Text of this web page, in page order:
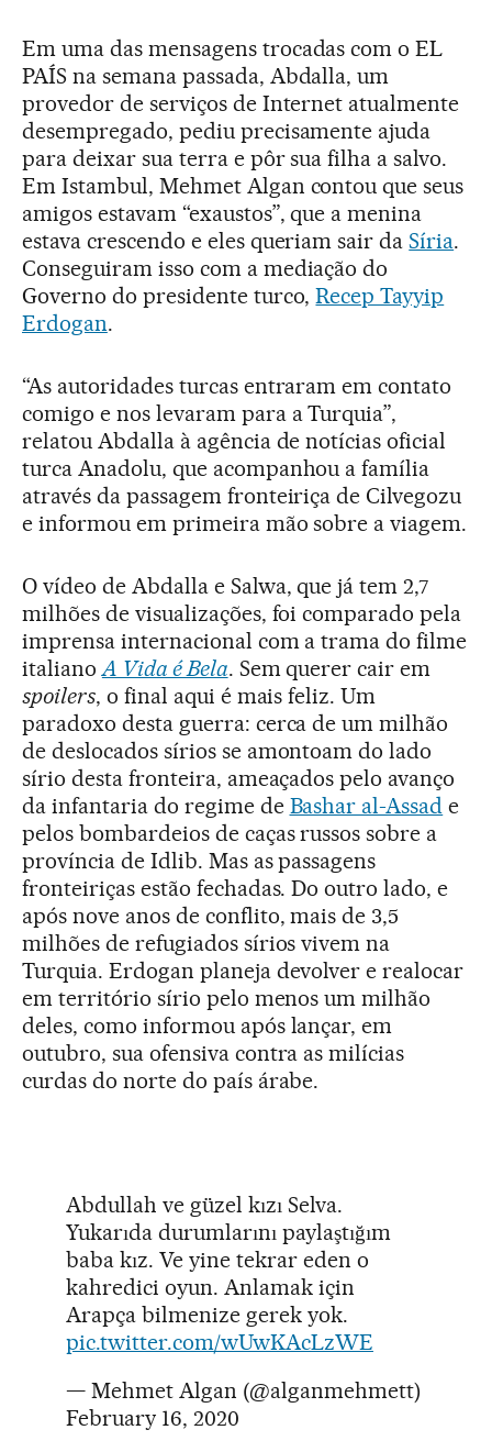
Em uma das mensagens trocadas com o EL
PAÍS na semana passada, Abdalla, um
provedor de serviços de Internet atualmente
desempregado, pediu precisamente ajuda
para deixar sua terra e pôr sua filha a salvo.
Em Istambul, Mehmet Algan contou que seus
amigos estavam “exaustos”, que a menina
estava crescendo e eles queriam sair daSíria.
Conseguiram isso com a mediação do
Governo do presidente turco,Recep Tayyip
Erdogan.
“As autoridades turcas entraram em contato
comigo e nos levaram para a Turquia”,
relatou Abdalla à agência de notícias oficial
turca Anadolu, que acompanhou a família
através da passagem fronteiriça de Cilvegozu
e informou em primeira mão sobre a viagem.
O vídeo de Abdalla e Salwa, que já tem 2,7
milhões de visualizações, foi comparado pela
imprensa internacional com a trama do filme
italianoA Vida é Bela. Sem querer cair em
spoilers, o final aqui é mais feliz. Um
paradoxo desta guerra: cerca de um milhão
de deslocados sírios se amontoam do lado
sírio desta fronteira, ameaçados pelo avanço
da infantaria do regime de Bashar al-Assad e
pelos bombardeios de caças russos sobre a
província de Idlib. Mas as passagens
fronteiriças estão fechadas. Do outro lado, e
após nove anos de conflito, mais de 3,5
milhões de refugiados sírios vivem na
Turquia. Erdogan planeja devolver e realocar
em território sírio pelo menos um milhão
deles, como informou após lançar, em
outubro, sua ofensiva contra as milícias
curdas do norte do país árabe.
Abdullah ve güzel kızı Selva.
Yukarıda durumlarını paylaştığım
baba kız. Ve yine tekrar eden o
kahredici oyun. Anlamak için
Arapça bilmenize gerek yok.
pic.twitter.com/wUwKAcLzWE
— Mehmet Algan (@alganmehmett)
February 16, 2020